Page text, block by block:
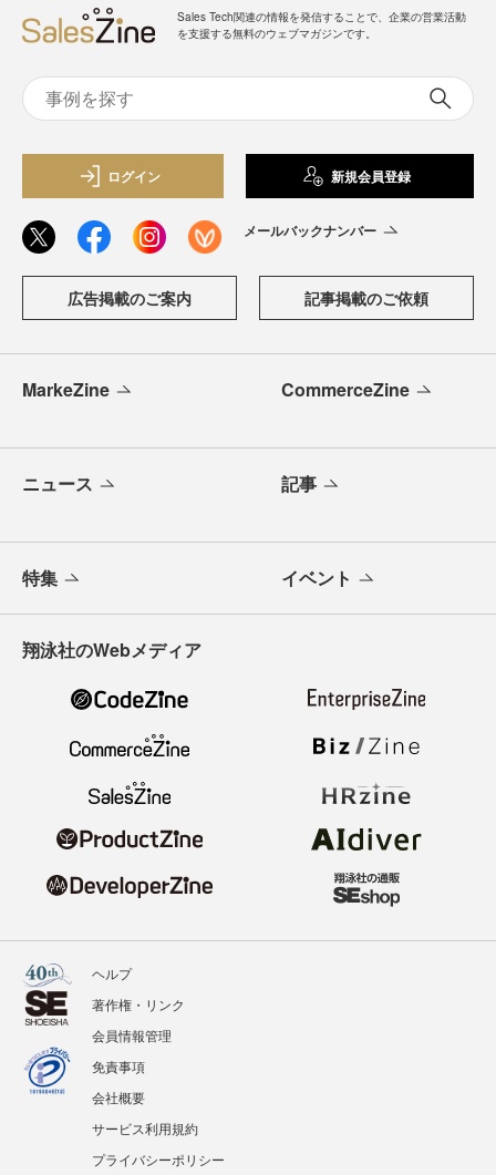
Sales Tech関連の情報を発信することで、企業の営業活動
を支援する無料のウェブマガジンです。
ログイン 新規会員登録
メールバックナンバー
広告掲載のご案内 記事掲載のご依頼
MarkeZine CommerceZine
ニュース 記事
特集 イベント
翔泳社のWebメディア
ヘルプ
著作権・リンク
会員情報管理
免責事項
会社概要
サービス利用規約
プライバシーポリシー